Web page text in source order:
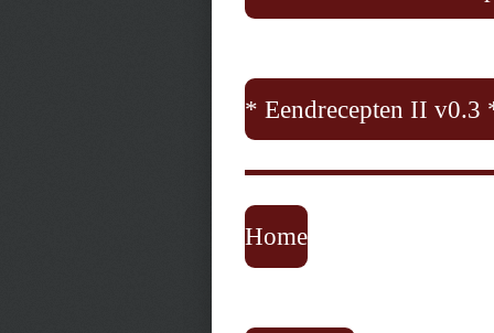
* Eendrecepten II v0.3
Home